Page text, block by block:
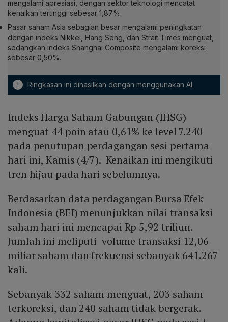
mengalami apresiasi, dengan sektor teknologi mencatat
kenaikan tertinggi sebesar 1,87%.
Pasar saham Asia sebagian besar mengalami peningkatan
dengan indeks Nikkei, Hang Seng, dan Strait Times menguat,
sedangkan indeks Shanghai Composite mengalami koreksi
sebesar 0,50%.
! Ringkasan ini dihasilkan dengan menggunakan AI
Indeks Harga Saham Gabungan (IHSG)
menguat 44 poin atau 0,61% ke level 7.240
pada penutupan perdagangan sesi pertama
hari ini, Kamis (4/7). Kenaikan ini mengikuti
tren hijau pada hari sebelumnya.
Berdasarkan data perdagangan Bursa Efek
Indonesia (BEI) menunjukkan nilai transaksi
saham hari ini mencapai Rp 5,92 triliun.
Jumlah ini meliputi volume transaksi 12,06
miliar saham dan frekuensi sebanyak 641.267
kali.
Sebanyak 332 saham menguat, 203 saham
terkoreksi, dan 240 saham tidak bergerak.